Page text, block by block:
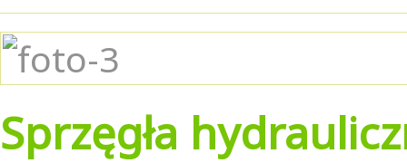
Sprzęgła